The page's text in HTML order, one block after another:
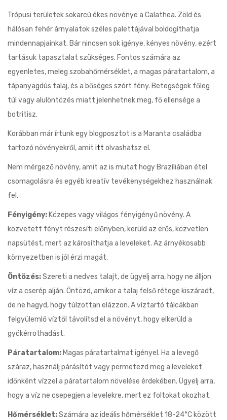
Trópusi területek sokarcú ékes növénye a Calathea. Zöld és
hálósan fehér árnyalatok széles palettájával boldogíthatja
mindennapjainkat. Bár nincsen sok igénye, kényes növény, ezért
tartásuk tapasztalat szükséges. Fontos számára az
egyenletes, meleg szobahőmérséklet, a magas páratartalom, a
tápanyagdús talaj, és a bőséges szórt fény. Betegségek főleg
túl vagy alulöntözés miatt jelenhetnek meg, fő ellensége a
botritisz.
Korábban már írtunk egy blogposztot is a Maranta családba
tartozó növényekről, amit itt olvashatsz el.
Nem mérgező növény, amit az is mutat hogy Brazíliában étel
csomagolásra és egyéb kreatív tevékenységekhez használnak
fel.
Fényigény: Közepes vagy világos fényigényű növény. A
közvetett fényt részesíti előnyben, kerüld az erős, közvetlen
napsütést, mert az károsíthatja a leveleket. Az árnyékosabb
környezetben is jól érzi magát.
Öntözés:Szereti a nedves talajt, de ügyelj arra, hogy ne álljon
víz a cserép alján. Öntözd, amikor a talaj felső rétege kiszáradt,
de ne hagyd, hogy túlzottan elázzon. A víztartó tálcákban
felgyülemlő víztől távolítsd el a növényt, hogy elkerüld a
gyökérrothadást.
Páratartalom: Magas páratartalmat igényel. Ha a levegő
száraz, használj párásítót vagy permetezd meg a leveleket
időnként vízzel a páratartalom növelése érdekében. Ügyelj arra,
hogy a víz ne csepegjen a levelekre, mert ez foltokat okozhat.
Hőmérséklet:Számára az ideális hőmérséklet 18-24°C között